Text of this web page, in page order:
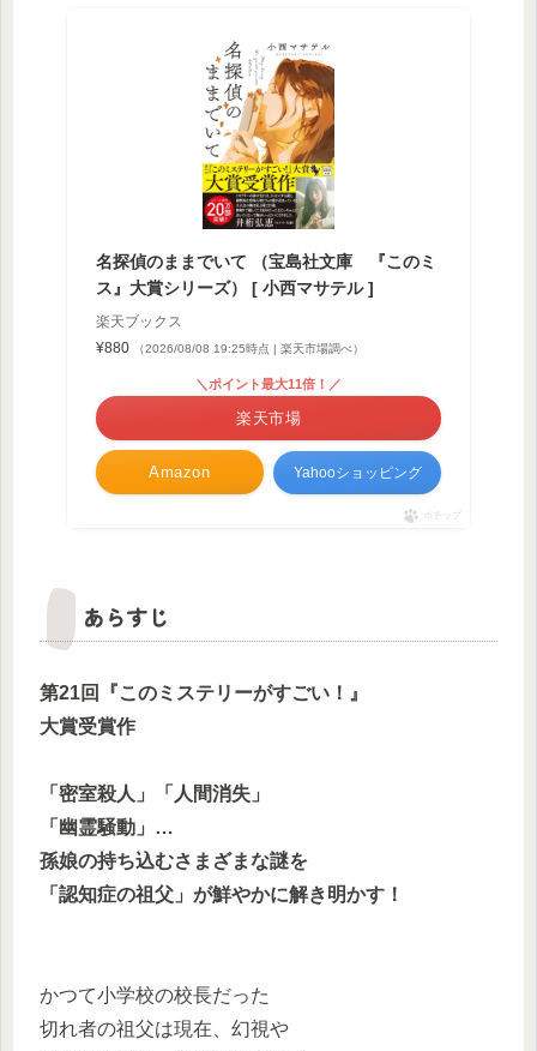
名探偵のままでいて （宝島社文庫 『このミ
ス』大賞シリーズ） [ 小西マサテル ]
楽天ブックス
¥880
（2026/08/08 19:25時点 | 楽天市場調べ）
Amazon
＼ポイント最大11倍！／
楽天市場
Yahooショッピング
ポチップ
あらすじ
第21回『このミステリーがすごい！』
大賞受賞作
「密室殺人」「人間消失」
「幽霊騒動」…
孫娘の持ち込むさまざまな謎を
「認知症の祖父」が鮮やかに解き明かす！
かつて小学校の校長だった
切れ者の祖父は現在、幻視や